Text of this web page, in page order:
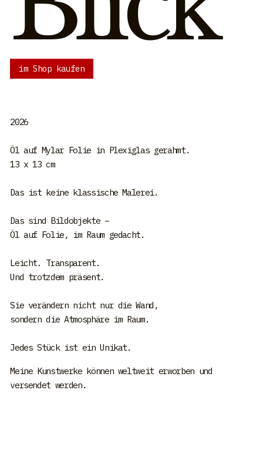
im Shop kaufen
2026
Öl auf Mylar Folie in Plexiglas gerahmt.
13 x 13 cm
Das ist keine klassische Malerei.
Das sind Bildobjekte –
Öl auf Folie, im Raum gedacht.
Leicht. Transparent.
Und trotzdem präsent.
Sie verändern nicht nur die Wand,
sondern die Atmosphäre im Raum.
Jedes Stück ist ein Unikat.
Meine Kunstwerke können weltweit erworben und
versendet werden.